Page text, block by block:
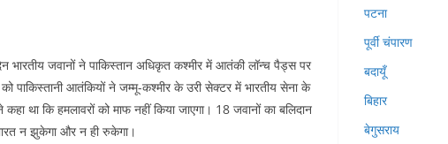
भारतीय जवानों ने पाकिस्तान अधिकृत कश्मीर में आतंकी लॉन्च पैड्स पर
आतंकियों ने जम्मू-कश्मीर के उरी सेक्टर में भारतीय सेना के
था कि हमलावरों को माफ नहीं किया जाएगा। 18 जवानों का बलिदान
न झुकेगा और न ही रुकेगा।
पटना
पूर्वी चंपारण
बदायूँ
बिहार
बेगुसराय